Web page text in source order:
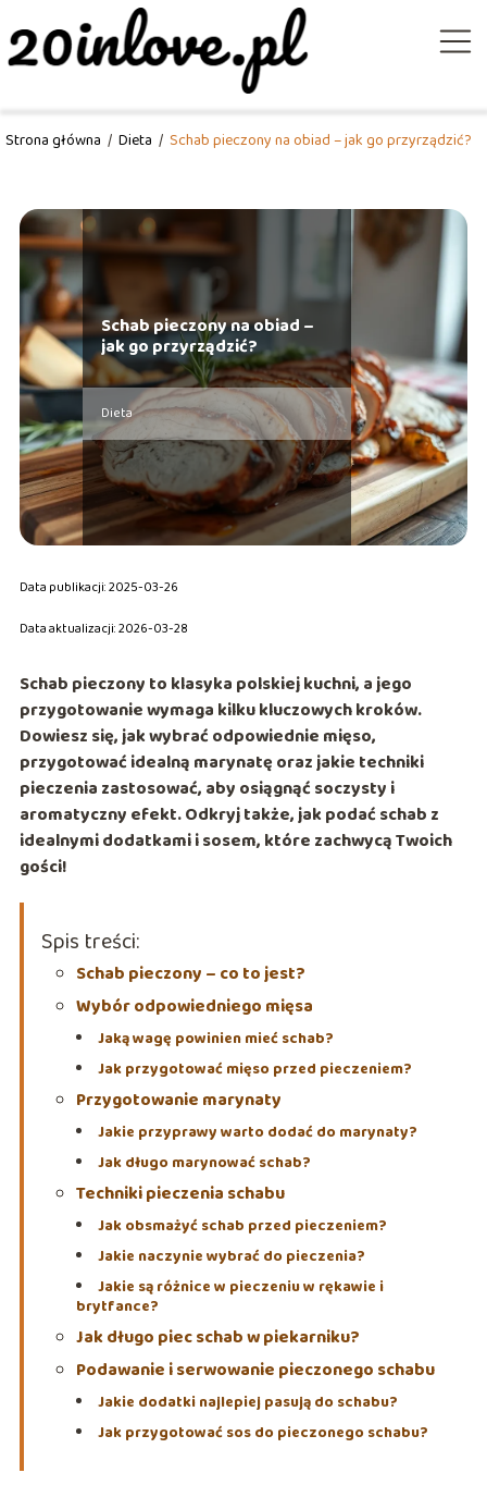
Strona główna / Dieta / Schab pieczony na obiad – jak go przyrządzić?
Schab pieczony na obiad –
jak go przyrządzić?
Dieta
Data publikacji: 2025-03-26
Data aktualizacji: 2026-03-28
Schab pieczony to klasyka polskiej kuchni, a jego
przygotowanie wymaga kilku kluczowych kroków.
Dowiesz się, jak wybrać odpowiednie mięso,
przygotować idealną marynatę oraz jakie techniki
pieczenia zastosować, aby osiągnąć soczysty i
aromatyczny efekt. Odkryj także, jak podać schab z
idealnymi dodatkami i sosem, które zachwycą Twoich
gości!
Spis treści:
Schab pieczony – co to jest?
Wybór odpowiedniego mięsa
Jaką wagę powinien mieć schab?
Jak przygotować mięso przed pieczeniem?
Przygotowanie marynaty
Jakie przyprawy warto dodać do marynaty?
Jak długo marynować schab?
Techniki pieczenia schabu
Jak obsmażyć schab przed pieczeniem?
Jakie naczynie wybrać do pieczenia?
Jakie są różnice w pieczeniu w rękawie i
brytfance?
Jak długo piec schab w piekarniku?
Podawanie i serwowanie pieczonego schabu
Jakie dodatki najlepiej pasują do schabu?
Jak przygotować sos do pieczonego schabu?